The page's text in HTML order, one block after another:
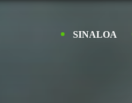
SINALOA